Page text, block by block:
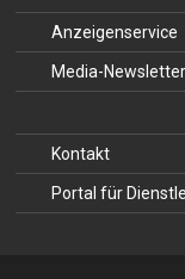
Anzeigenservice
Media-Newsletter
Kontakt
Portal für